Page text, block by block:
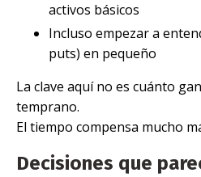
activos básicos
Incluso empezar a
puts) en pequeño
La clave aquí no es cuánto
temprano.
El tiempo compensa mucho
Decisiones que